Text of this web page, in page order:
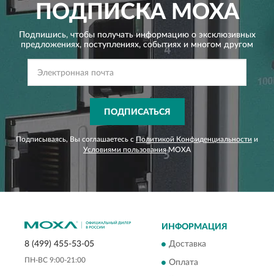
ПОДПИСКАMOXA
Подпишись, чтобы получать информацию о эксклюзивных
предложениях, поступлениях, событиях и многом другом
ПОДПИСАТЬСЯ
Подписываясь, Вы соглашаетесь с Политикой Конфиденциальности и
Условиями пользованияMOXA
8 (499) 455-53-05
ПН-ВС 9:00-21:00
ИНФОРМАЦИЯ
Доставка
Оплата